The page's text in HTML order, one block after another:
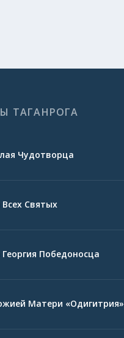
ТАГАНРОГА
Чудотворца
Святых
Победоносца
Матери «Одигитрия»